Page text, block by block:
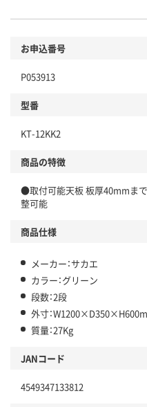
お申込番号
P053913
型番
KT-12KK2
商品の特徴
●取付可能天板 板厚40mmま
整可能
商品仕様
メーカー：サカエ
カラー：グリーン
段数：2段
外寸：
質量：27Kg
JANコード
4549347133812